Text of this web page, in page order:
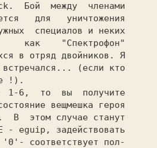
Бой  между  членами
для   уничтожения
специалов и неких
как    "Спектрофон"
в отряд двойников. Я
(если кто
!).
вещмешка героя
В  этом случае станут
- eguip, задействовать
'0'- соответствует пол-